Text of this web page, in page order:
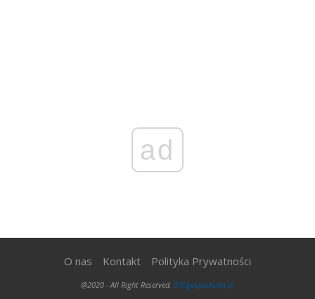
ad
O nas Kontakt Polityka Prywatności
@2020 - All Right Reserved. 300gospodarka.pl